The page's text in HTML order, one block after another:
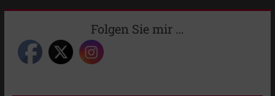
springen
Prange
Folgen Sie mir …